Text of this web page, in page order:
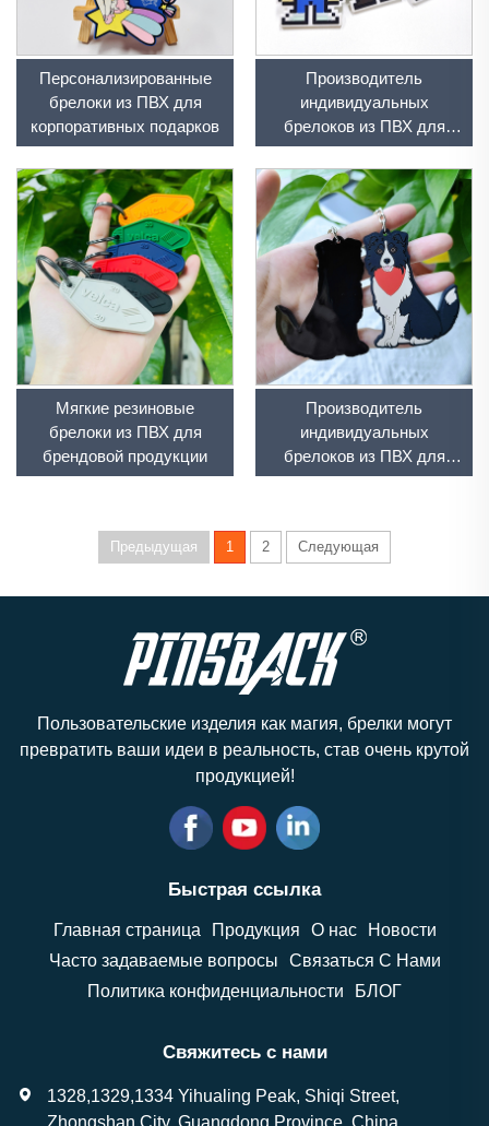
Персонализированные
брелоки из ПВХ для
корпоративных подарков
Производитель
индивидуальных
брелоков из ПВХ для
оптовых заказов
Мягкие резиновые
брелоки из ПВХ для
брендовой продукции
Производитель
индивидуальных
брелоков из ПВХ для
оптовых заказов
Предыдущая 1 2 Следующая
Пользовательские изделия как магия, брелки могут
превратить ваши идеи в реальность, став очень крутой
продукцией!
Быстрая ссылка
Главная страница Продукция О нас
Новости
Часто задаваемые вопросы
Связаться С Нами
Политика конфиденциальности
БЛОГ
Свяжитесь с нами
1328,1329,1334 Yihualing Peak, Shiqi Street,
Zhongshan City, Guangdong Province, China